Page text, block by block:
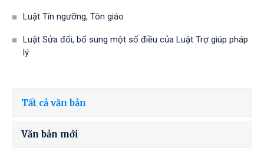
Luật Tín ngưỡng, Tôn giáo
Luật Sửa đổi, bổ sung một số điều của Luật Trợ giúp pháp
lý
Tất cả văn bản
Văn bản mới